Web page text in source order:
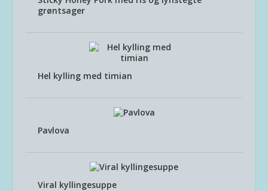
grøntsager
Hel kylling med timian
Pavlova
Viral kyllingesuppe